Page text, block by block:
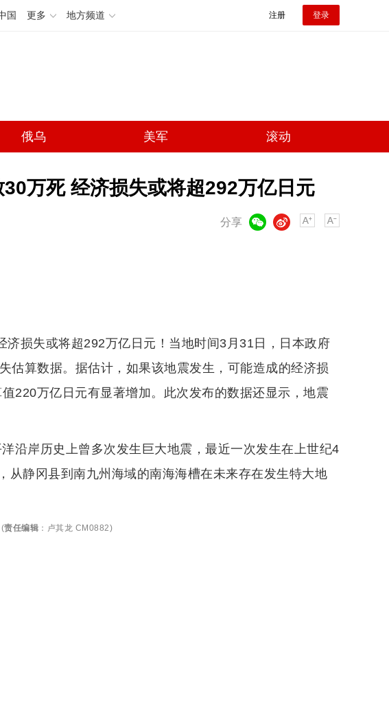
国 更多 地方频道 注册 登录
俄乌 美军 滚动
万死 经济损失或将超292万亿日元
分享
微博
济损失或将超292万亿日元！当地时间3月31日，日本政府
估算数据。据估计，如果该地震发生，可能造成的经济损
220万亿日元有显著增加。此次发布的数据还显示，地震
沿岸历史上曾多次发生巨大地震，最近一次发生在上世纪4
从静冈县到南九州海域的南海海槽在未来存在发生特大地
(责任编辑 ： 卢其龙 CM0882)